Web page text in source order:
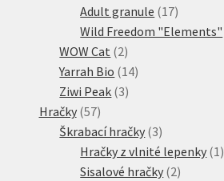
Adult granule 1717
produktů
Wild Freedom "Elements"
WOW Cat 22
produkty
Yarrah Bio 1414
Ziwi Peak 33
Hračky 5757
produktů
Škrabací hračky 33
produkty
Hračky z vlnité lepenky 1 1
Sisalové hračky 22